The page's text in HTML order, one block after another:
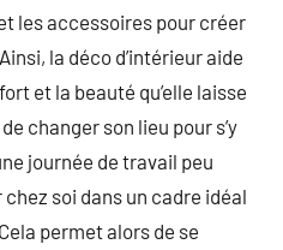
les accessoires pour créer
la déco d’intérieur aide
et la beauté qu’elle laisse
changer son lieu pour s’y
journée de travail peu
soi dans un cadre idéal
permet alors de se